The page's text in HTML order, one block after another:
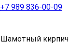
+7 989 836-00-09
Шамотный кирпич